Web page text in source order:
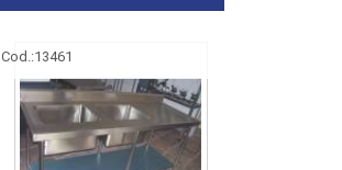
Cod.:13461